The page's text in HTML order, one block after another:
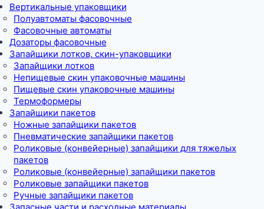
Вертикальные упаковщики
Полуавтоматы фасовочные
Фасовочные автоматы
Дозаторы фасовочные
Запайщики лотков, скин-упаковщики
Запайщики лотков
Непищевые скин упаковочные машины
Пищевые скин упаковочные машины
Термоформеры
Запайщики пакетов
Ножные запайщики пакетов
Пневматические запайщики пакетов
Роликовые (конвейерные) запайщики для тяжелых
пакетов
Роликовые (конвейерные) запайщики пакетов
Роликовые запайщики пакетов
Ручные запайщики пакетов